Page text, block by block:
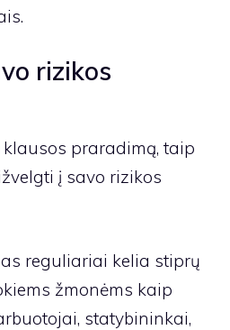
rizikos
praradimą, taip
į savo rizikos
reguliariai kelia stiprų
žmonėms kaip
statybininkai,